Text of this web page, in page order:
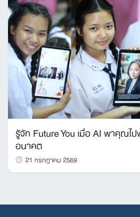
รู้จัก Future You เมื่อ AI พาคุณไ
อนาคต
21 กรกฎาคม 2569